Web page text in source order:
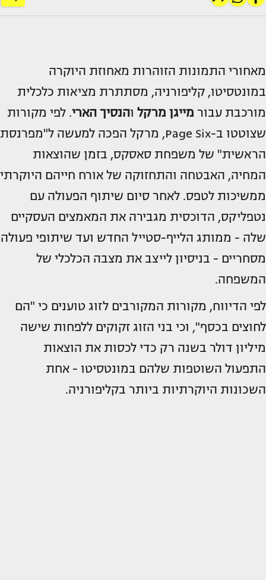
מאחורי התמונות הזוהרות מאחוזת היוקרה
במונטסיטו, קליפורניה, מסתתרת מציאות כלכלית
מורכבת עבור מייגן מרקל והנסיך הארי. לפי מקורות
שצוטטו ב-Page Six, מרקל הפכה למעשה ל"מפרנסת
הראשית" של משפחת סאסקס, בזמן שהוצאות
המחיה, האבטחה והתחזוקה של אורח חייהם היוקרתי
ממשיכות לטפס. לאחר סיום שיתוף הפעולה עם
נטפליקס, הדוכסית מגבירה את המאמצים העסקיים
שלה - ממותג הלייף-סטייל החדש ועד שיתופי פעולה
מסחריים - בניסיון לייצב את מצבה הכלכלי של
המשפחה.
לפי הדיווח, מקורות המקורבים לזוג טוענים כי "הם
לחוצים בכסף", וכי בני הזוג זקוקים ללפחות שישה
מיליון דולר בשנה רק כדי לכסות את הוצאות
התפעול השוטפות שלהם במונטסיטו - אחת
השכונות היוקרתיות ביותר בקליפורניה.